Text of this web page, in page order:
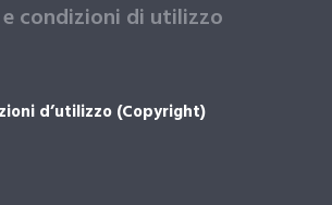
condizioni di utilizzo
d’utilizzo (Copyright)